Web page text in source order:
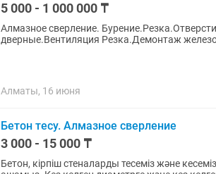
5 000 - 1 000 000 ₸
Алмазное сверление.
дверные.Вентиляция Резка.Демонтаж
Алматы, 16 июня
Бетон тесу. Алмазное сверление
3 000 - 15 000 ₸
Бетон, кірпіш стеналарды тесеміз және